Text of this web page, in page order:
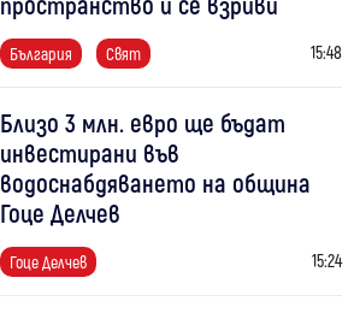
България Свят 15:48
Близо 3 млн. евро ще бъдат
инвестирани във
водоснабдяването на община
Гоце Делчев
Гоце Делчев 15:24